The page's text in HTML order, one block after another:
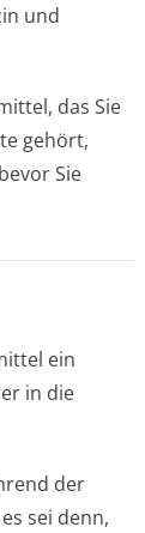
und
das Sie
gehört,
Sie
ein
in die
der
sei denn,